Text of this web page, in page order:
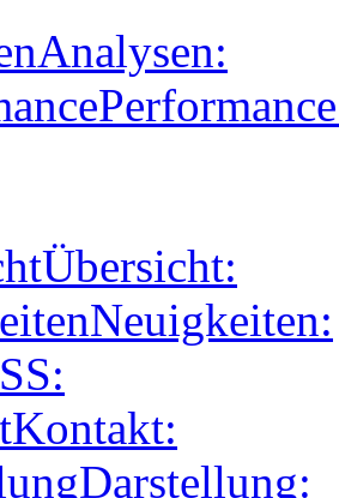
Analysen:
Übersicht:
Neuigkeiten:
Kontakt:
Darstellung: